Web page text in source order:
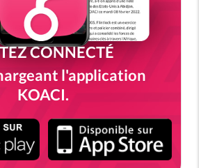
CONNECTÉ
l'application
KOACI.